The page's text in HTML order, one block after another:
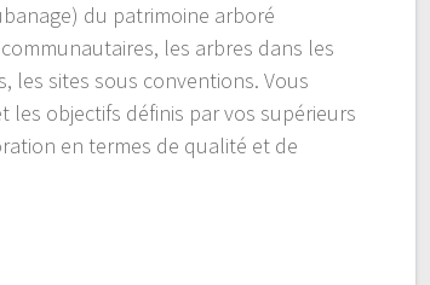
du patrimoine arboré
les arbres dans les
les sites sous conventions. Vous
objectifs définis par vos supérieurs
en termes de qualité et de